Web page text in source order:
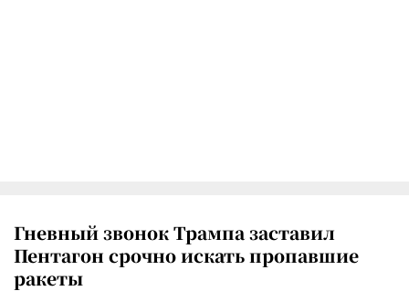
Гневный звонок Трампа заставил
Пентагон срочно искать пропавшие
ракеты